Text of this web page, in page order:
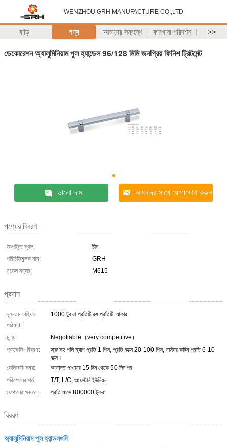
WENZHOU GRH MANUFACTURE CO.,LTD
বাড়ি পণ্য আমাদের সম্বন্ধে কারখানা পরিদর্শন >>
ডেকোরেশন অ্যালুমিনিয়াম পুল হ্যান্ডেল 96/128 মিমি জনপ্রিয় ফিনিশ ট্রিটমেন্ট
ভালো দাম আমাদের সাথে যোগাযোগ করুন
পণ্যের বিবরণ
উৎপত্তি স্থল:
চীন
পরিচিতিমুলক নাম:
GRH
মডেল নম্বার:
M615
প্রদান
ন্যূনতম চাহিদার
পরিমাণ:
1000 টুকরা প্রতিটি রঙ প্রতিটি আকার
মূল্য:
Negotiable（very competitive）
প্যাকেজিং বিবরণ:
স্ক্রু সহ পলি ব্যাগ প্রতি 1 পিস, প্রতি বক্সে 20-100 পিস, মাস্টার কার্টন প্রতি 6-10
বাক্স।
ডেলিভারি সময়:
আমানত পাওয়ার 15 দিন থেকে 50 দিন পর
পরিশোধের শর্ত:
T/T, L/C, ওয়েস্টার্ন ইউনিয়ন
যোগানের ক্ষমতা:
প্রতি মাসে 800000 টুকরা
বিবরণ
অ্যালুমিনিয়াম পুল হ্যান্ডলগুলি